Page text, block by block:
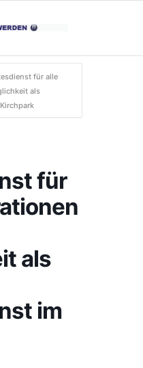
für alle
als
für
als
im